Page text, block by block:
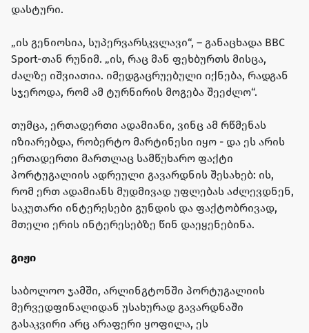
დასტური.
„ის გენიოსია, სუპერვარსკვლავი“, – განაცხადა BBC
Sport-თან რუნიმ. „ის, რაც მან ფეხბურთს მისცა,
ძალზე იშვიათია. იმედგაცრუებული იქნება, რადგან
სჯეროდა, რომ ამ ტურნირის მოგება შეეძლო“.
თუმცა, ერთადერთი ადამიანი, ვინც ამ რწმენას
იზიარებდა, რობერტო მარტინესი იყო - და ეს არის
ერთადერთი მართლაც სამწუხარო ფაქტი
პორტუგალიის ადრეული გავარდნის შესახებ: ის,
რომ ერთ ადამიანს მუდმივად უფლებას აძლევდნენ,
საკუთარი ინტერესები გუნდის და ფაქტობრივად,
მთელი ერის ინტერესებზე წინ დაეყენებინა.
გიჟი
საბოლოო ჯამში, არლინგტონში პორტუგალიის
მერვედფინალიდან უსახურად გავარდნაში
გასაკვირი არც არაფერი ყოფილა, ეს